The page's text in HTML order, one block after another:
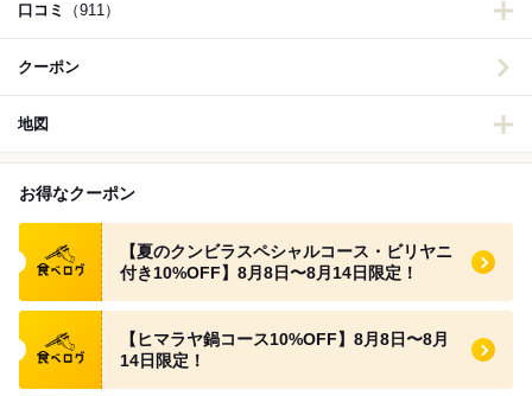
口コミ （911）
クーポン
地図
お得なクーポン
食べログ クーポン
【夏のクンビラスペシャルコース・ビリヤニ
付き10%OFF】8月8日〜8月14日限定！
食べログ クーポン
【ヒマラヤ鍋コース10%OFF】8月8日〜8月
14日限定！